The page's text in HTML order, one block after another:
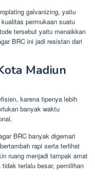
galvanizing, yaitu
permukaan suatu
tersebut yaitu menaikkan
BRC ini jadi resistan dari
Madiun
karena tipenya lebih
banyak waktu
BRC banyak digemari
rapi serta terlihat
ruang menjadi tampak amat
terlalu besar, pemilihan